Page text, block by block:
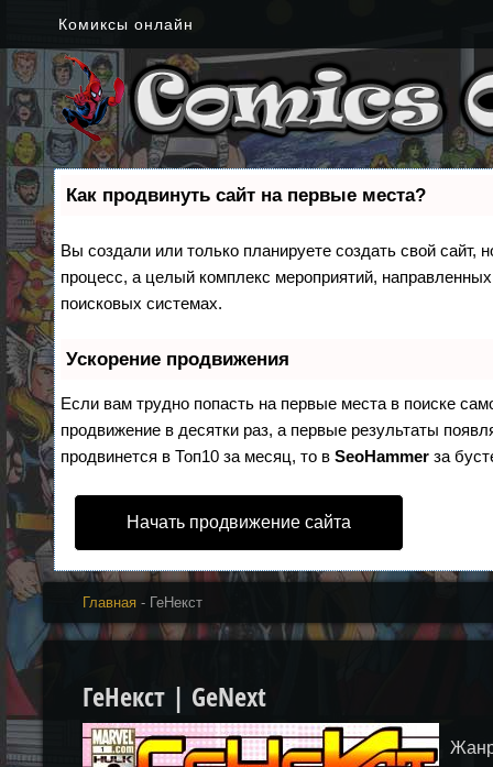
Комиксы онлайн
Как продвинуть сайт на первые места?
Вы создали или только планируете создать свой сайт,
процесс, а целый комплекс мероприятий,
поисковых системах.
Ускорение продвижения
Если вам трудно попасть на первые места в поиске
продвижение в десятки раз, а первые результаты
продвинется в Топ10 за месяц, то вSeoHammer за
Начать продвижение сайта
Главная - ГеНекст
ГеНекст | GeNext